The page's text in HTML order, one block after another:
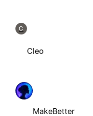
C
Cleo
MakeBetter